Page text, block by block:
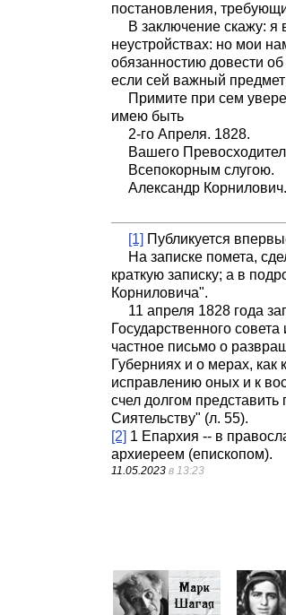
постановления,
В заключение скажу: я
неустройствах: но мои
обязанностию довести
если сей важный
Примите при сем
имею быть
2-го Апреля. 1828.
Вашего
Всепокорным слугою.
Александр Корнилович.
[1] Публикуется
На записке помета,
краткую записку; а в
Корниловича".
11 апреля 1828 года
Государственного
частное письмо о
Губерниях и о мерах, как
исправлению оных и к
счел долгом
Сиятельству" (л. 55).
[2] 1 Епархия -- в
архиереем (епископом).
11.05.2023 в 13:23